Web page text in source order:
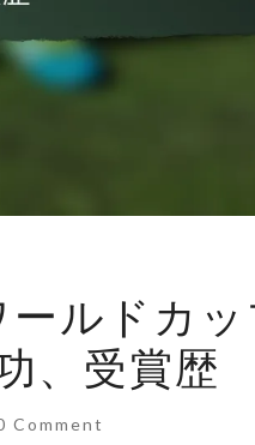
ルドカ
、受賞歴
Comment